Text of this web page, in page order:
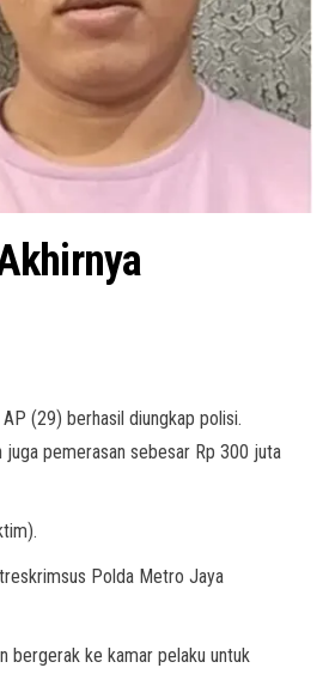
(29) berhasil diungkap polisi.
juga pemerasan sebesar Rp 300 juta
Polda Metro Jaya
bergerak ke kamar pelaku untuk